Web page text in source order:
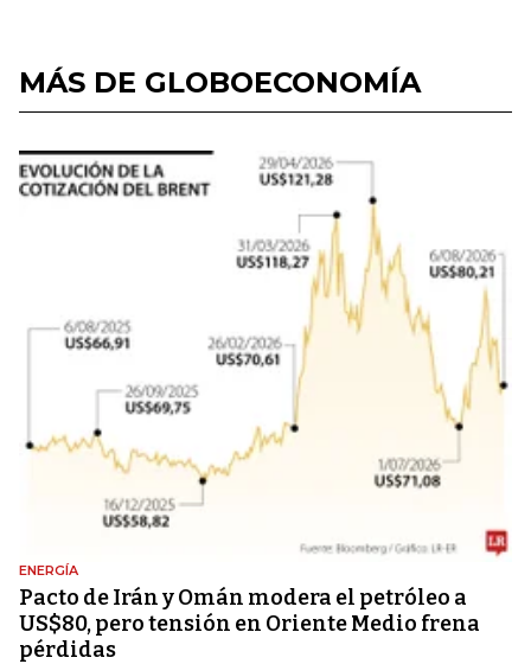
MÁS DE GLOBOECONOMÍA
ENERGÍA
Pacto de Irán y Omán modera el petróleo a
US$80, pero tensión en Oriente Medio frena
pérdidas